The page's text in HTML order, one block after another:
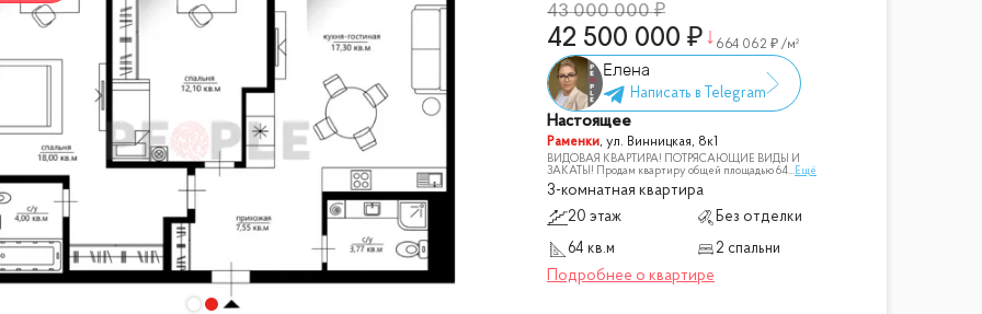
43 000 000
42 500 000 664 062 /м²
Елена
Настоящее
Раменки, ул. Винницкая, 8к1
ВИДОВАЯ КВАРТИРА! ПОТРЯСАЮЩИЕ ВИДЫ И
ЗАКАТЫ! Продам квартиру общей площадью 64...Ещё
3-комнатная квартира
20 этаж
Без отделки
64 кв.м
2 спальни